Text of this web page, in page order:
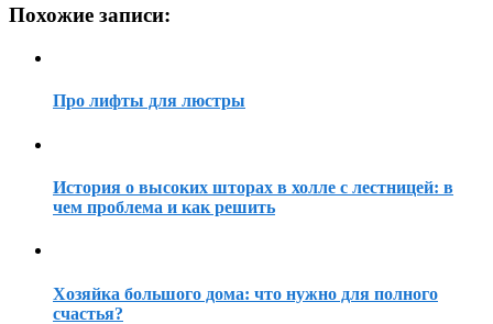
Похожие записи:
Про лифты для люстры
История о высоких шторах в холле с лестницей: в
чем проблема и как решить
Хозяйка большого дома: что нужно для полного
счастья?